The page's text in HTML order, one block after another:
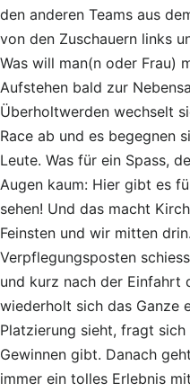
den anderen Teams aus
von den Zuschauern links
Was will man(n oder Frau)
Aufstehen bald zur
Überholtwerden wechselt
Race ab und es begegnen
Leute. Was für ein Spass,
Augen kaum: Hier gibt es
sehen! Und das macht
Feinsten und wir mitten
Verpflegungsposten
und kurz nach der Einfahrt
wiederholt sich das Ganze
Platzierung sieht, fragt
Gewinnen gibt. Danach
immer ein tolles Erlebnis